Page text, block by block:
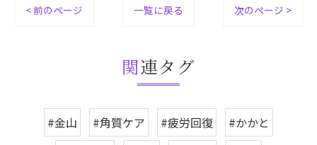
< 前のページ 一覧に戻る 次のページ >
関連タグ
#金山 #角質ケア #疲労回復
#かかと